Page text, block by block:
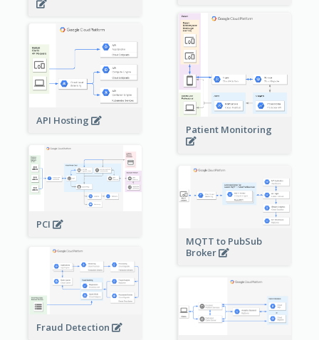
Patient Monitoring
API Hosting
PCI
MQTT to PubSub
Broker
Fraud Detection